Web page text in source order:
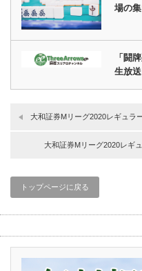
場の
「闘
生放
大和証券Mリーグ2020レギュ
大和証券Mリーグ2020レ
トップページに戻る